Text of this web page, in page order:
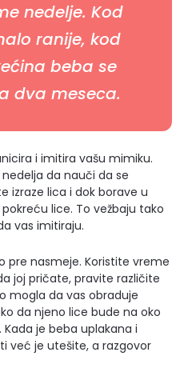
nedelje. Kod
ranije, kod
beba se
dva meseca.
i imitira vašu mimiku.
da nauči da se
izraze lica i dok borave u
lice. To vežbaju tako
vas imitiraju.
pre nasmeje. Koristite vreme
joj pričate, pravite različite
mogla da vas obraduje
da njeno lice bude na oko
je beba uplakana i
već je utešite, a razgovor